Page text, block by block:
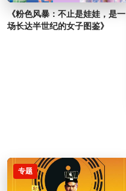
《粉色风暴：不止是娃娃，是一
场长达半世纪的女子图鉴》
专题